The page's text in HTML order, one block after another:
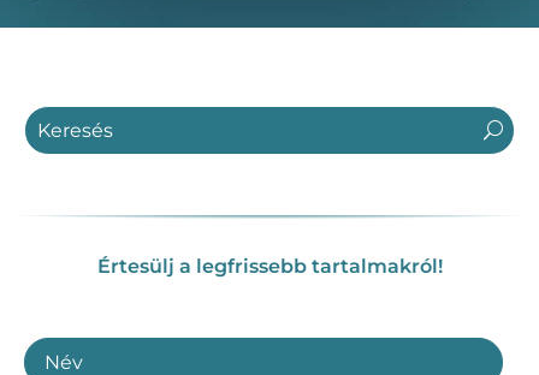
Értesülj a legfrissebb tartalmakról!